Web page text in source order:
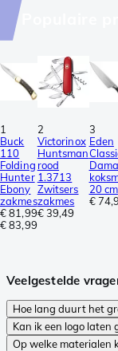
1
Buck
110
Folding
Hunter
Ebony
zakmes
€ 81,99
€ 83,99
2
Victorinox
Huntsman
rood
1.3713
Zwitsers
zakmes
€ 39,49
3
Eden
20 cm
€
Veelgestelde
Hoe lang duurt het
Kan ik een logo laten
Op welke materialen